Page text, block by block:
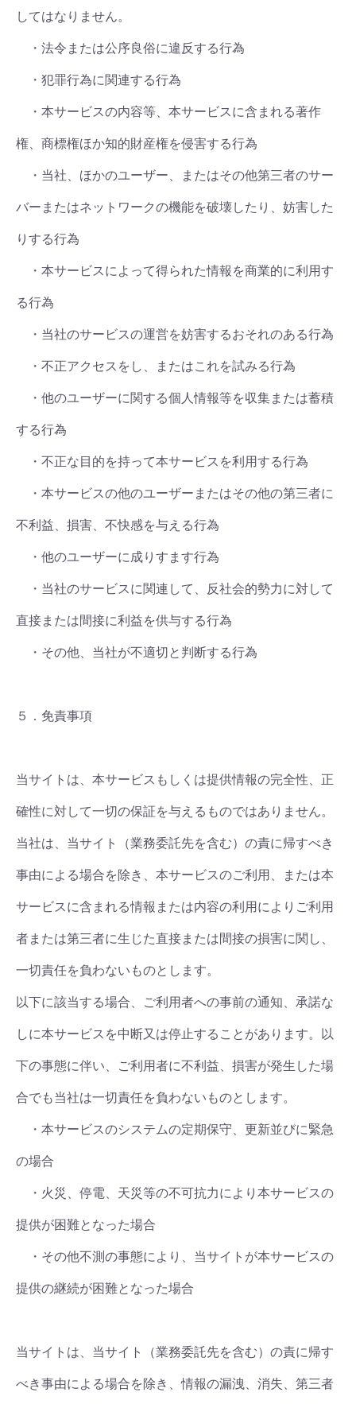
してはなりません。
・法令または公序良俗に違反する行為
・犯罪行為に関連する行為
・本サービスの内容等、本サービスに含まれる著作
権、商標権ほか知的財産権を侵害する行為
・当社、ほかのユーザー、またはその他第三者のサー
バーまたはネットワークの機能を破壊したり、妨害した
りする行為
・本サービスによって得られた情報を商業的に利用す
る行為
・当社のサービスの運営を妨害するおそれのある行為
・不正アクセスをし、またはこれを試みる行為
・他のユーザーに関する個人情報等を収集または蓄積
する行為
・不正な目的を持って本サービスを利用する行為
・本サービスの他のユーザーまたはその他の第三者に
不利益、損害、不快感を与える行為
・他のユーザーに成りすます行為
・当社のサービスに関連して、反社会的勢力に対して
直接または間接に利益を供与する行為
・その他、当社が不適切と判断する行為
５．免責事項
当サイトは、本サービスもしくは提供情報の完全性、正
確性に対して一切の保証を与えるものではありません。
当社は、当サイト（業務委託先を含む）の責に帰すべき
事由による場合を除き、本サービスのご利用、または本
サービスに含まれる情報または内容の利用によりご利用
者または第三者に生じた直接または間接の損害に関し、
一切責任を負わないものとします。
以下に該当する場合、ご利用者への事前の通知、承諾な
しに本サービスを中断又は停止することがあります。以
下の事態に伴い、ご利用者に不利益、損害が発生した場
合でも当社は一切責任を負わないものとします。
・本サービスのシステムの定期保守、更新並びに緊急
の場合
・火災、停電、天災等の不可抗力により本サービスの
提供が困難となった場合
・その他不測の事態により、当サイトが本サービスの
提供の継続が困難となった場合
当サイトは、当サイト（業務委託先を含む）の責に帰す
べき事由による場合を除き、情報の漏洩、消失、第三者